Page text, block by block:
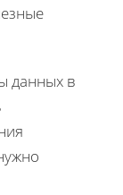
данных в